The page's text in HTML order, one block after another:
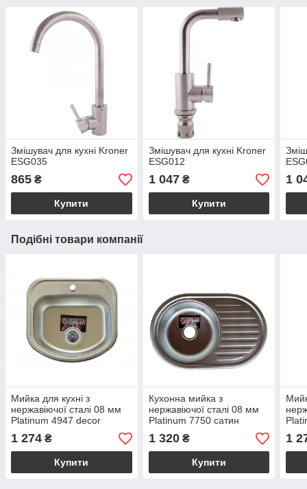
Змішувач для кухні Kroner
ESG035
865 ₴
Купити
Змішувач для кухні Kroner
ESG012
1 047₴
Купити
1
Подібні товари компанії
Мийка для кухні з
нержавіючої сталі 08 мм
Platinum 4947 decor
1 274 ₴
Купити
Кухонна мийка з
нержавіючої сталі 08 мм
Platinum 7750 сатин
1 320₴
Купити
1